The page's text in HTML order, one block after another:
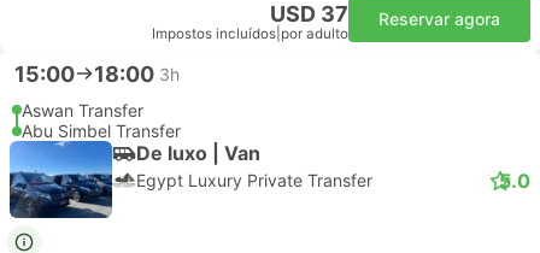
USD 37
Impostos incluídos por adulto
Reservar agora
15:00 18:00 3h
Aswan Transfer
Abu Simbel Transfer
De luxo | Van
Egypt Luxury Private Transfer 5.0